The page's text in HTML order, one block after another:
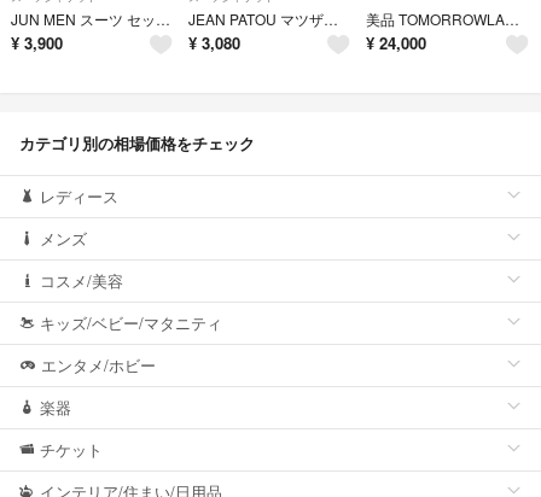
JUN MEN スーツ セットアップ フォーマル ウール L 黒 ブラック
¥ 3,900
JEAN PATOU マツザカヤ オーダースーツ ジャケット ダブル 黒
¥ 3,080
美品 TOMORROWLAND PILGRIM トゥモローランド ピルグリム スーツ上下 セットアップ 48 L相当 ウール100% Zegna ゼニア ストライプ 紺 高級 メンズ AU4321A62
¥ 24,000
カテゴリ別の相場価格をチェック
レディース
メンズ
コスメ/美容
キッズ/ベビー/マタニティ
エンタメ/ホビー
楽器
チケット
インテリア/住まい/日用品